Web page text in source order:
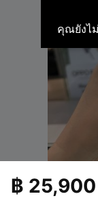
คุณยังไ
฿ 25,900